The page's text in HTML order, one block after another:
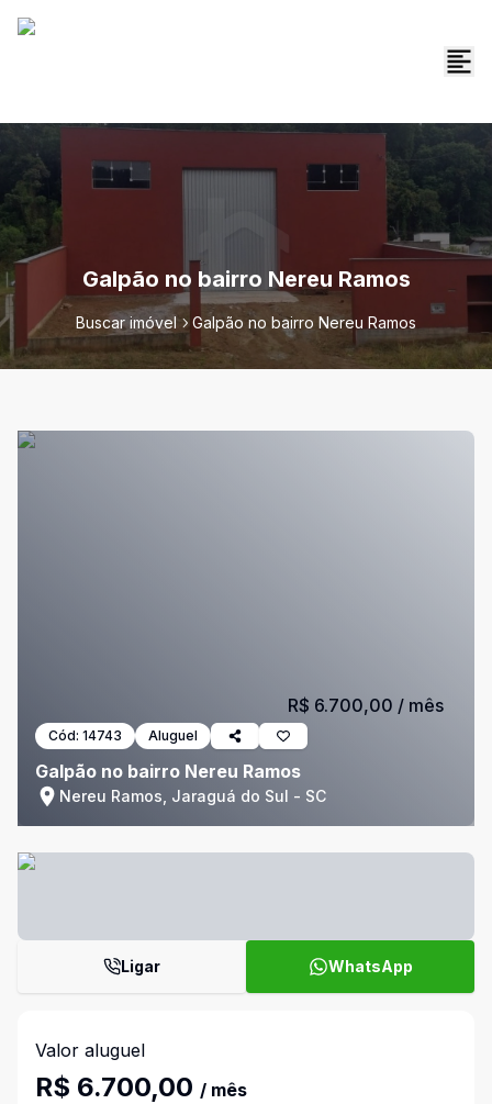
Galpão no bairro Nereu Ramos
Buscar imóvel Galpão no bairro Nereu Ramos
Cód: 14743 Aluguel
Galpão no bairro Nereu Ramos
Nereu Ramos, Jaraguá do Sul - SC
R$ 6.700,00 / mês
Ligar WhatsApp
Valor aluguel
R$ 6.700,00 / mês